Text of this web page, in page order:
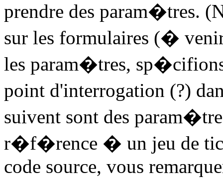
prendre des param�tres.
sur les formulaires (�
les param�tres,
point d'interrogation (?)
suivent sont des
r�f�rence � un jeu de
code source, vous